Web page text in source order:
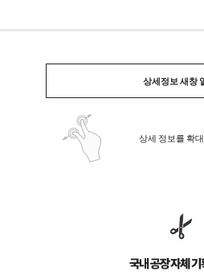
상세정보 새창
상세 정보를 확